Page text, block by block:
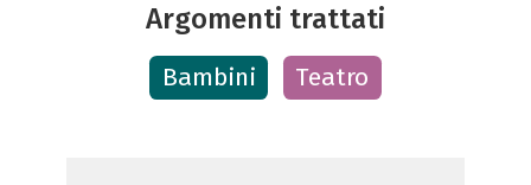
Argomenti trattati
Bambini Teatro